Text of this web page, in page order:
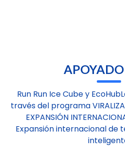
Run Run Ice Cube y
través del programa VIRALIZA
EXPANSIÓN
Expansión internacional de